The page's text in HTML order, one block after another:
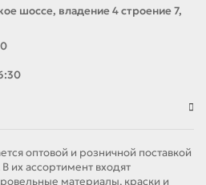
шоссе, владение 4 строение 7,
оптовой и розничной поставкой
их ассортимент входят
материалы, краски и